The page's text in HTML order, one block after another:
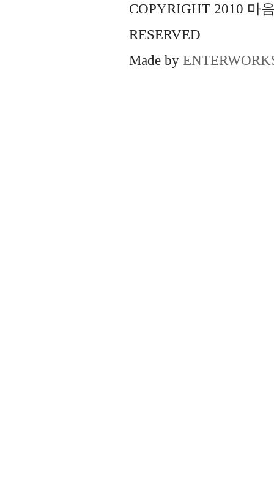
COPYRIGHT 2010 마
RESERVED
Made by